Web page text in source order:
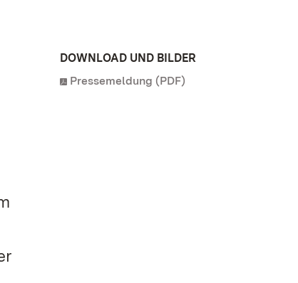
DOWNLOAD UND BILDER
Pressemeldung (PDF)